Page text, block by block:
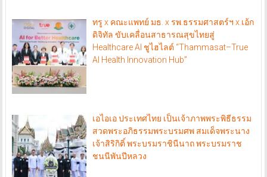
ทรู x คณะแพทย์ มธ. x รพ.ธรรมศาสตร์ฯ x เอ้ก
ดิจิทัล ขับเคลื่อนสาธารณสุขไทยสู่
Healthcare AI ชูไฮไลต์ “Thammasat–True
AI Health Innovation Hub”
เอไอเอ ประเทศไทย เป็นเจ้าภาพพระพิธีธรรม
สวดพระอภิธรรมพระบรมศพ สมเด็จพระนาง
เจ้าสิริกิติ์ พระบรมราชินีนาถ พระบรมราช
ชนนีพันปีหลวง